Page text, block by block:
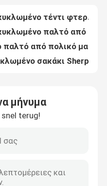
Μεγάλο μανίκια ανδρών 100% Τεριλένιο πουκάμισο αναπνευστικό προσαρμοσμένο
Ανδρικά 100% Corduroy Bonded Teddy Fleece Soft Shell Shirt Ανακυκλωμένο βαμμένο
Μακρύ μανίκι αντρικό κουστούμι πουλόβερ με κλωστή
μήνυμα
snel terug!